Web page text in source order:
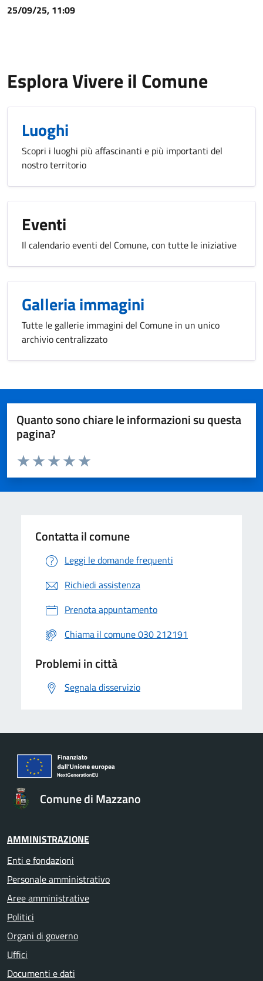
25/09/25, 11:09
Esplora Vivere il Comune
Luoghi
Scopri i luoghi più affascinanti e più importanti del
nostro territorio
Eventi
Il calendario eventi del Comune, con tutte le iniziative
Galleria immagini
Tutte le gallerie immagini del Comune in un unico
archivio centralizzato
Quanto sono chiare le informazioni su questa
pagina?
Valuta da 1 a 5 stelle la pagina
Valuta 5 stelle su 5
Valuta 4 stelle su 5
Valuta 3 stelle su 5
Valuta 2 stelle su 5
Valuta 1 stelle su 5
Contatta il comune
Leggi le domande frequenti
Richiedi assistenza
Prenota appuntamento
Chiama il comune 030 212191
Problemi in città
Segnala disservizio
Comune di Mazzano
AMMINISTRAZIONE
Enti e fondazioni
Personale amministrativo
Aree amministrative
Politici
Organi di governo
Uffici
Documenti e dati